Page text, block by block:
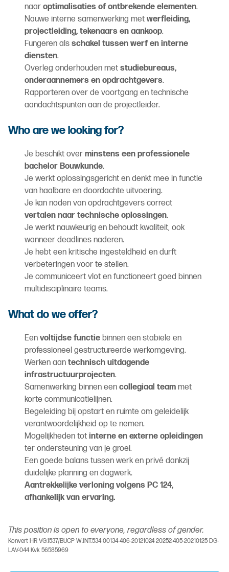
naar optimalisaties of ontbrekende elementen.
Nauwe interne samenwerking met werfleiding,
projectleiding, tekenaars en aankoop.
Fungeren als schakel tussen werf en interne
diensten.
Overleg onderhouden met studiebureaus,
onderaannemers en opdrachtgevers.
Rapporteren over de voortgang en technische
aandachtspunten aan de projectleider.
Who are we looking for?
Je beschikt over minstens een professionele
bachelor Bouwkunde.
Je werkt oplossingsgericht en denkt mee in functie
van haalbare en doordachte uitvoering.
Je kan noden van opdrachtgevers correct
vertalen naar technische oplossingen.
Je werkt nauwkeurig en behoudt kwaliteit, ook
wanneer deadlines naderen.
Je hebt een kritische ingesteldheid en durft
verbeteringen voor te stellen.
Je communiceert vlot en functioneert goed binnen
multidisciplinaire teams.
What do we offer?
Een voltijdse functie binnen een stabiele en
professioneel gestructureerde werkomgeving.
Werken aan technisch uitdagende
infrastructuurprojecten.
Samenwerking binnen een collegiaal team met
korte communicatielijnen.
Begeleiding bij opstart en ruimte om geleidelijk
verantwoordelijkheid op te nemen.
Mogelijkheden tot interne en externe opleidingen
ter ondersteuning van je groei.
Een goede balans tussen werk en privé dankzij
duidelijke planning en dagwerk.
Aantrekkelijke verloning volgens PC 124,
afhankelijk van ervaring.
This position is open to everyone, regardless of gender.
Konvert HR VG.1537/BUCP W.INT.534 00134-406-20121024 20252-405-20210125 DG-
LAV-044 Kvk 56585969